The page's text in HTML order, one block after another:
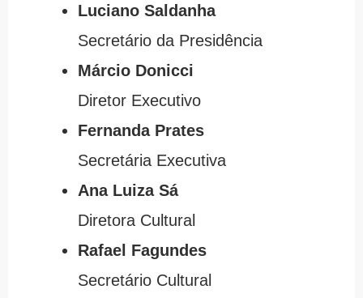
Luciano Saldanha
Secretário da Presidência
Márcio Donicci
Diretor Executivo
Fernanda Prates
Secretária Executiva
Ana Luiza Sá
Diretora Cultural
Rafael Fagundes
Secretário Cultural